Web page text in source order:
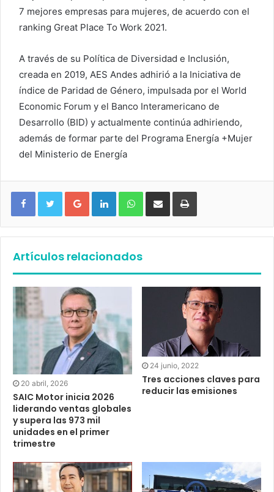
7 mejores empresas para mujeres, de acuerdo con el
ranking Great Place To Work 2021.
A través de su Política de Diversidad e Inclusión,
creada en 2019, AES Andes adhirió a la Iniciativa de
índice de Paridad de Género, impulsada por el World
Economic Forum y el Banco Interamericano de
Desarrollo (BID) y actualmente continúa adhiriendo,
además de formar parte del Programa Energía +Mujer
del Ministerio de Energía
Google+ LinkedIn WhatsApp
Artículos relacionados
20 abril, 2026
SAIC Motor inicia 2026
liderando ventas globales
y supera las 973 mil
unidades en el primer
trimestre
24 junio, 2022
Tres acciones claves para
reducir las emisiones